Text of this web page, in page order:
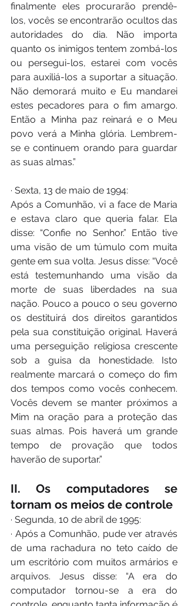
finalmente eles procurarão prendê-
los, vocês se encontrarão ocultos das
autoridades do dia. Não importa
quanto os inimigos tentem zombá-los
ou persegui-los, estarei com vocês
para auxiliá-los a suportar a situação.
Não demorará muito e Eu mandarei
estes pecadores para o fim amargo.
Então a Minha paz reinará e o Meu
povo verá a Minha glória. Lembrem-
se e continuem orando para guardar
as suas almas.”
· Sexta, 13 de maio de 1994:
Após a Comunhão, vi a face de Maria
e estava claro que queria falar. Ela
disse: “Confie no Senhor.” Então tive
uma visão de um túmulo com muita
gente em sua volta. Jesus disse: “Você
está testemunhando uma visão da
morte de suas liberdades na sua
nação. Pouco a pouco o seu governo
os destituirá dos direitos garantidos
pela sua constituição original. Haverá
uma perseguição religiosa crescente
sob a guisa da honestidade. Isto
realmente marcará o começo do fim
dos tempos como vocês conhecem.
Vocês devem se manter próximos a
Mim na oração para a proteção das
suas almas. Pois haverá um grande
tempo de provação que todos
haverão de suportar.”
II. Os computadores se
tornam os meios de controle
· Segunda, 10 de abril de 1995:
· Após a Comunhão, pude ver através
de uma rachadura no teto caído de
um escritório com muitos armários e
arquivos. Jesus disse: “A era do
computador tornou-se a era do